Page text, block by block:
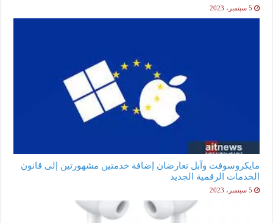
5 سبتمبر، 2023
مايكروسوفت وآبل تعارضان إضافة خدمتين مشهورتين إلى قانون
الخدمات الرقمية الجديد
5 سبتمبر، 2023